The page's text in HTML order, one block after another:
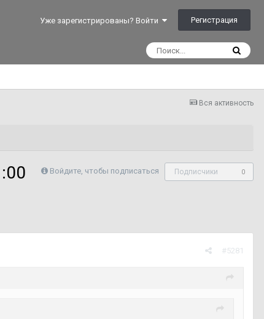
Уже зарегистрированы? Войти Регистрация
Вся активность
Войдите, чтобы подписаться Подписчики 0
#5281